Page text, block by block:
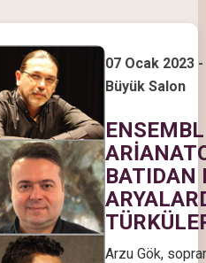
07 Ocak 2023
Büyük Salon
BATIDAN
Arzu Gök,